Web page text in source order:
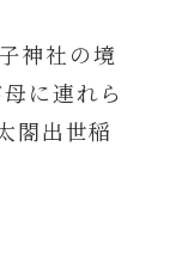
神社の境
に連れら
閤出世稲